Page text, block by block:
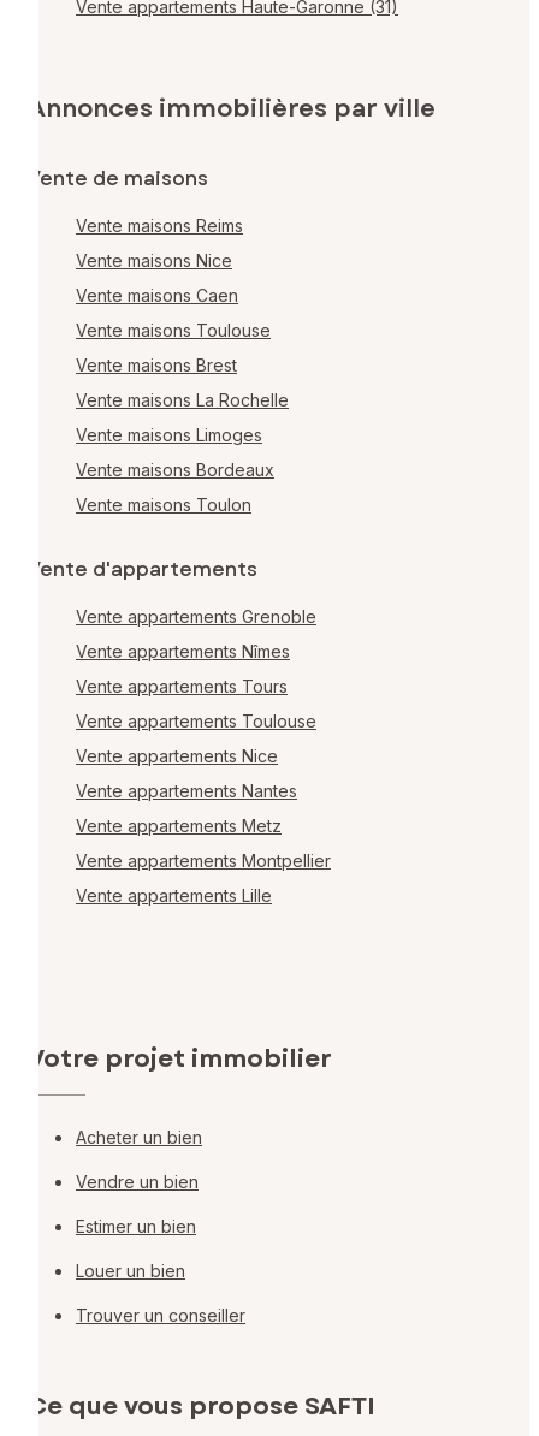
Vente appartements Haute-Garonne (31)
Annonces immobilières par ville
Vente de maisons
Vente maisons Reims
Vente maisons Nice
Vente maisons Caen
Vente maisons Toulouse
Vente maisons Brest
Vente maisons La Rochelle
Vente maisons Limoges
Vente maisons Bordeaux
Vente maisons Toulon
Vente d'appartements
Vente appartements Grenoble
Vente appartements Nîmes
Vente appartements Tours
Vente appartements Toulouse
Vente appartements Nice
Vente appartements Nantes
Vente appartements Metz
Vente appartements Montpellier
Vente appartements Lille
Votre projet immobilier
Acheter un bien
Vendre un bien
Estimer un bien
Louer un bien
Trouver un conseiller
Ce que vous propose SAFTI